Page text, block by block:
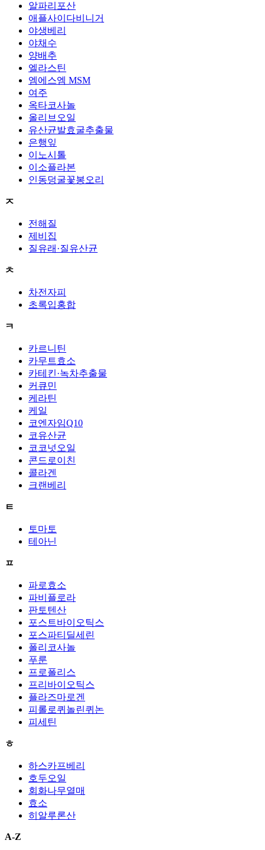
알파리포산
애플사이다비니거
야생베리
야채수
양배추
엘라스틴
엠에스엠 MSM
여주
옥타코사놀
올리브오일
유산균발효굴추출물
은행잎
이노시톨
이소플라본
인동덩굴꽃봉오리
ㅈ
전해질
제비집
질유래·질유산균
ㅊ
차전자피
초록입홍합
ㅋ
카르니틴
카무트효소
카테킨·녹차추출물
커큐민
케라틴
케일
코엔자임Q10
코유산균
코코넛오일
콘드로이친
콜라겐
크랜베리
ㅌ
토마토
테아닌
ㅍ
파로효소
파비플로라
판토텐산
포스트바이오틱스
포스파티딜세린
폴리코사놀
푸룬
프로폴리스
프리바이오틱스
플라즈마로겐
피롤로퀴놀린퀴논
피세틴
ㅎ
하스카프베리
호두오일
회화나무열매
효소
히알루론산
A-Z